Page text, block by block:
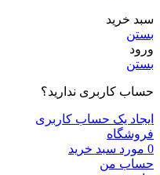
سبد خرید
بستن
ورود
بستن
حساب کاربری ندارید؟
ایجاد یک حساب کاربری
فروشگاه
0 مورد سبد خرید
حساب من